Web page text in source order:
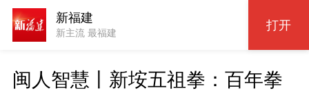
新福建
新主流 最福建 打开
闽人智慧丨新垵五祖拳：百年拳